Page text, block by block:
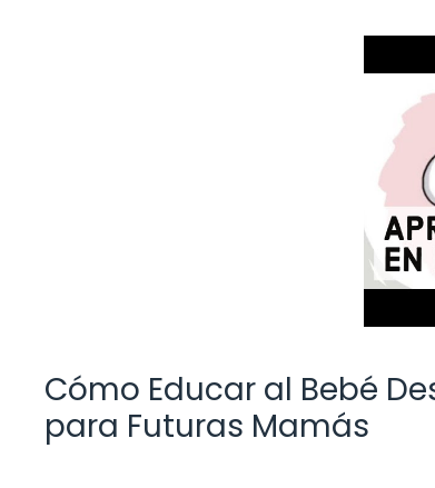
Cómo Educar al Bebé
para Futuras Mamás